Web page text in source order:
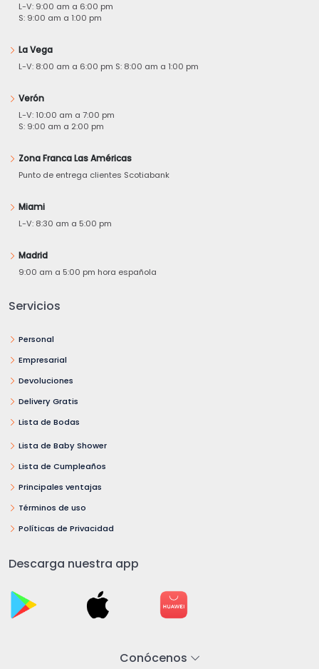
L-V: 9:00 am a 6:00 pm
S: 9:00 am a 1:00 pm
La Vega
L-V: 8:00 am a 6:00 pm S: 8:00 am a 1:00 pm
Verón
L-V: 10:00 am a 7:00 pm
S: 9:00 am a 2:00 pm
Zona Franca Las Américas
Punto de entrega clientes Scotiabank
Miami
L-V: 8:30 am a 5:00 pm
Madrid
9:00 am a 5:00 pm hora española
Servicios
Personal
Empresarial
Devoluciones
Delivery Gratis
Lista de Bodas
Lista de Baby Shower
Lista de Cumpleaños
Principales ventajas
Términos de uso
Políticas de Privacidad
Descarga nuestra app
Conócenos